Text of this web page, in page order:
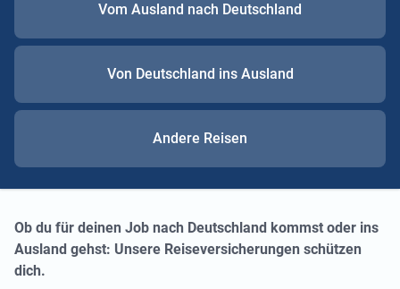
Vom Ausland nach Deutschland
Von Deutschland ins Ausland
Andere Reisen
Ob du für deinen Job nach Deutschland kommst oder ins
Ausland gehst: Unsere Reiseversicherungen schützen
dich.